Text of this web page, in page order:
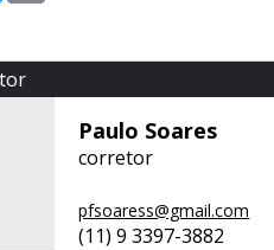
Paulo Soares
corretor
pfsoaress@gmail.com
(11) 9 3397-3882